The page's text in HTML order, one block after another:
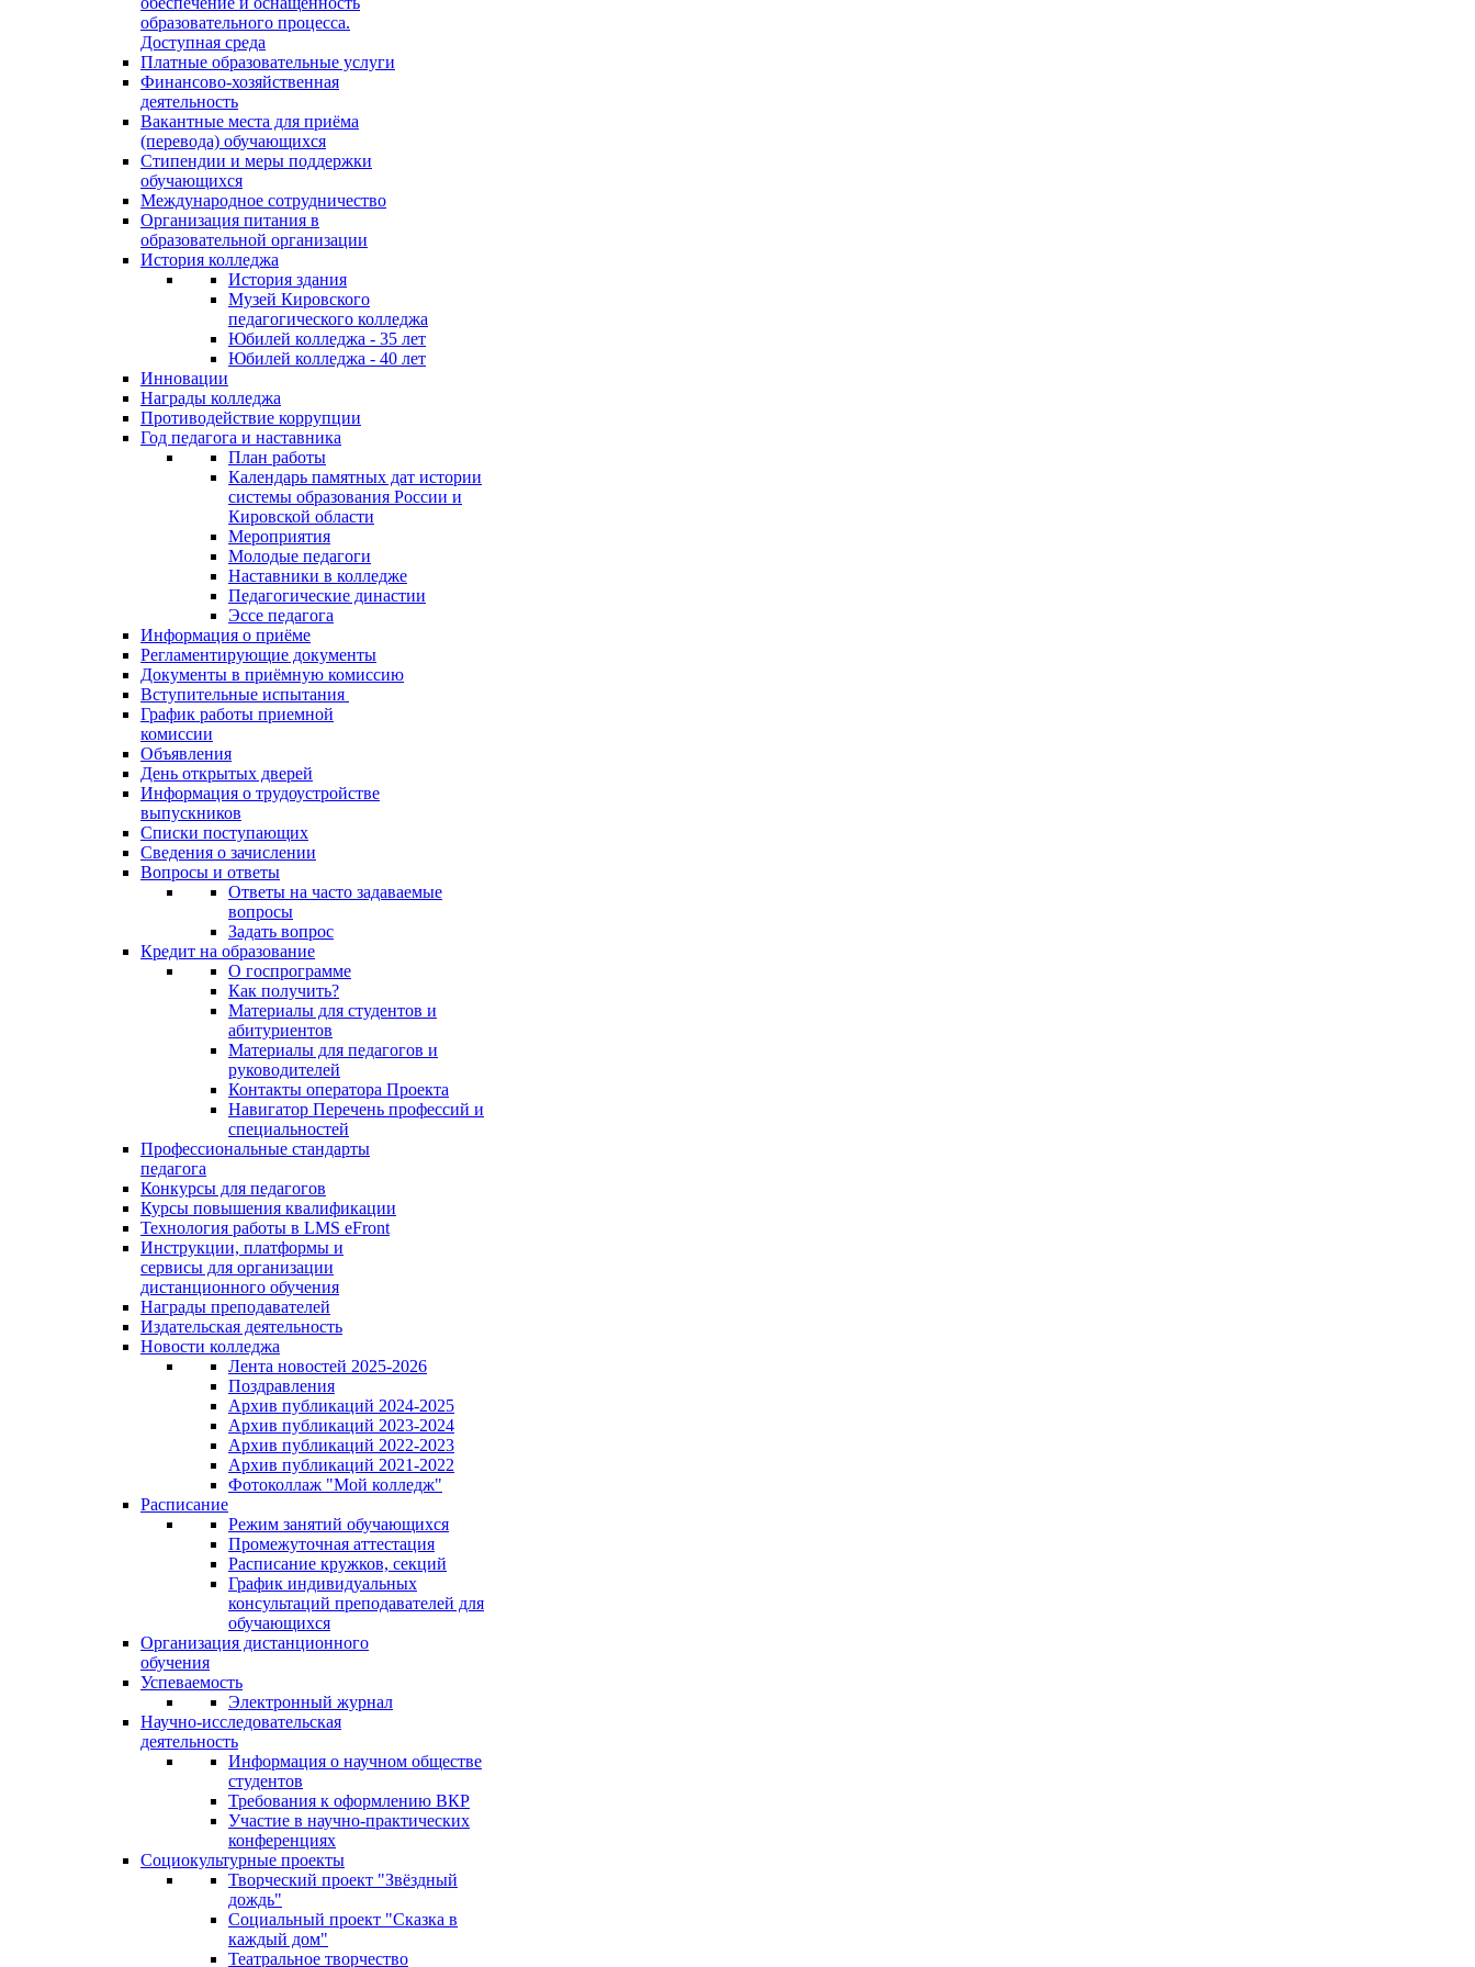
образовательного процесса.
Доступная среда
Платные образовательные услуги
Финансово-хозяйственная
деятельность
Вакантные места для приёма
(перевода) обучающихся
Стипендии и меры поддержки
обучающихся
Международное сотрудничество
Организация питания в
образовательной организации
История колледжа
История здания
Музей Кировского
педагогического колледжа
Юбилей колледжа - 35 лет
Юбилей колледжа - 40 лет
Инновации
Награды колледжа
Противодействие коррупции
Год педагога и наставника
План работы
Календарь памятных дат истории
системы образования России и
Кировской области
Мероприятия
Молодые педагоги
Наставники в колледже
Педагогические династии
Эссе педагога
Информация о приёме
Регламентирующие документы
Документы в приёмную комиссию
Вступительные испытания
График работы приемной
комиссии
Объявления
День открытых дверей
Информация о трудоустройстве
выпускников
Списки поступающих
Сведения о зачислении
Вопросы и ответы
Ответы на часто задаваемые
вопросы
Задать вопрос
Кредит на образование
О госпрограмме
Как получить?
Материалы для студентов и
абитуриентов
Материалы для педагогов и
руководителей
Контакты оператора Проекта
Навигатор Перечень профессий и
специальностей
Профессиональные стандарты
педагога
Конкурсы для педагогов
Курсы повышения квалификации
Технология работы в LMS eFront
Инструкции, платформы и
сервисы для организации
дистанционного обучения
Награды преподавателей
Издательская деятельность
Новости колледжа
Лента новостей 2025-2026
Поздравления
Архив публикаций 2024-2025
Архив публикаций 2023-2024
Архив публикаций 2022-2023
Архив публикаций 2021-2022
Фотоколлаж "Мой колледж"
Расписание
Режим занятий обучающихся
Промежуточная аттестация
Расписание кружков, секций
График индивидуальных
консультаций преподавателей для
обучающихся
Организация дистанционного
обучения
Успеваемость
Электронный журнал
Научно-исследовательская
деятельность
Информация о научном обществе
студентов
Требования к оформлению ВКР
Участие в научно-практических
конференциях
Социокультурные проекты
Творческий проект "Звёздный
дождь"
Социальный проект "Сказка в
каждый дом"
Театральное творчество